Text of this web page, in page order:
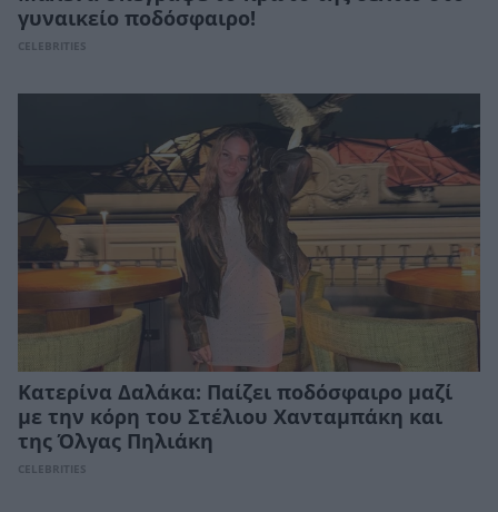
γυναικείο ποδόσφαιρο!
CELEBRITIES
Κατερίνα Δαλάκα: Παίζει ποδόσφαιρο μαζί
με την κόρη του Στέλιου Χανταμπάκη και
της Όλγας Πηλιάκη
CELEBRITIES